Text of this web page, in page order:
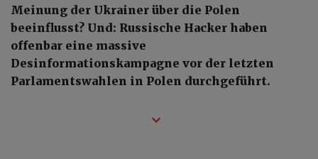
Meinung der Ukrainer über die Polen
beeinflusst? Und: Russische Hacker haben
offenbar eine massive
Desinformationskampagne vor der letzten
Parlamentswahlen in Polen durchgeführt.